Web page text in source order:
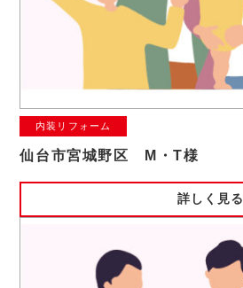
内装リフォーム
仙台市宮城野区 M・T様
詳しく見る